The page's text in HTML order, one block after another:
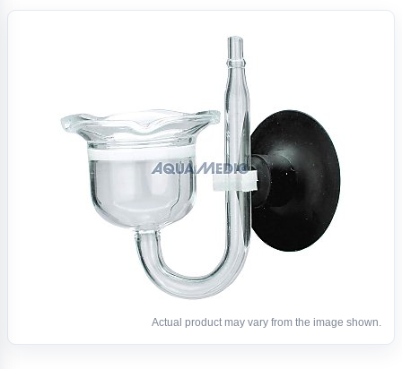
Actual product may vary from the image shown.